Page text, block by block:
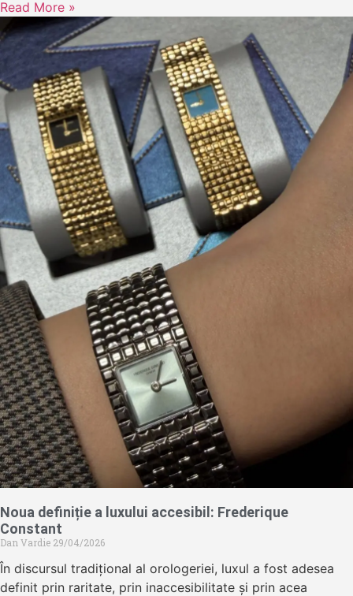
Read More »
Noua definiție a luxului accesibil: Frederique
Constant
Dan Vardie 29/04/2026
În discursul tradițional al orologeriei, luxul a fost adesea
definit prin raritate, prin inaccesibilitate și prin acea